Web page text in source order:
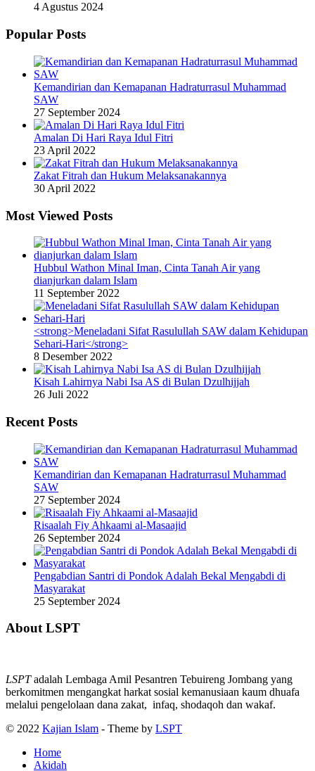
4 Agustus 2024
Popular Posts
Kemandirian dan Kemapanan Hadraturrasul Muhammad
SAW
27 September 2024
Amalan Di Hari Raya Idul Fitri
23 April 2022
Zakat Fitrah dan Hukum Melaksanakannya
30 April 2022
Most Viewed Posts
Hubbul Wathon Minal Iman, Cinta Tanah Air yang
dianjurkan dalam Islam
11 September 2022
<strong>Meneladani Sifat Rasulullah SAW dalam Kehidupan
Sehari-Hari</strong>
8 Desember 2022
Kisah Lahirnya Nabi Isa AS di Bulan Dzulhijjah
26 Juli 2022
Recent Posts
Kemandirian dan Kemapanan Hadraturrasul Muhammad
SAW
27 September 2024
Risaalah Fiy Ahkaami al-Masaajid
26 September 2024
Pengabdian Santri di Pondok Adalah Bekal Mengabdi di
Masyarakat
25 September 2024
About LSPT
LSPTadalah Lembaga Amil Pesantren Tebuireng Jombang yang
berkomitmen mengangkat harkat sosial kemanusiaan kaum dhuafa
melalui pengelolaan dana zakat, infaq, shodaqoh dan wakaf.
© 2022 Kajian Islam - Theme by LSPT
Home
Akidah